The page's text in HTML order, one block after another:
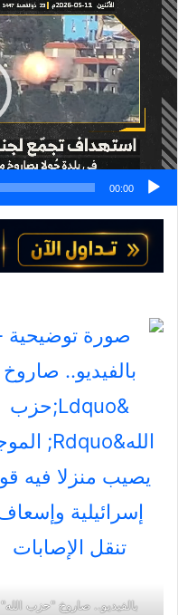
00:00
بالفيديو.. صاروخ "حزب الله"